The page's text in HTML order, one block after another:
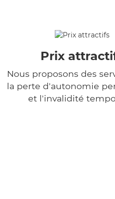
Prix
Nous proposons des
la perte d'autonomie
et l'invalidité